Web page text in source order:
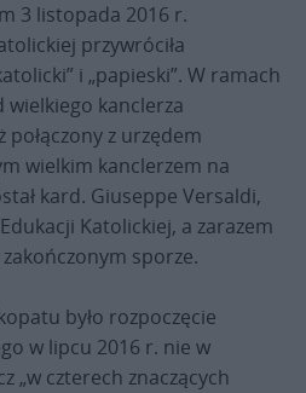
3 listopada 2016 r.
przywróciła
i „papieski”. W ramach
kanclerza
z urzędem
wielkim kanclerzem na
kard. Giuseppe Versaldi,
Katolickiej, a zarazem
sporze.
było rozpoczęcie
w lipcu 2016 r. nie w
„w czterech znaczących